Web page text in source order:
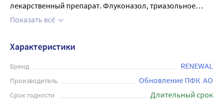
лекарственный препарат. Флуконазол, триазольное
противогрибковое средство, является мощным
грибов. Флуконазол продемонстрировал
противогрибковую активность in vitro в отношении
наиболее распространенных в клинической практике
видов грибка Candida (включая C. albicans, C. parapsilosis,
следующих заболеваний у взрослых: • криптококковый
Показать всё
Характеристики
Бренд RENEWAL
Производитель Обновление ПФК  АО
Срок годности Длительный срок